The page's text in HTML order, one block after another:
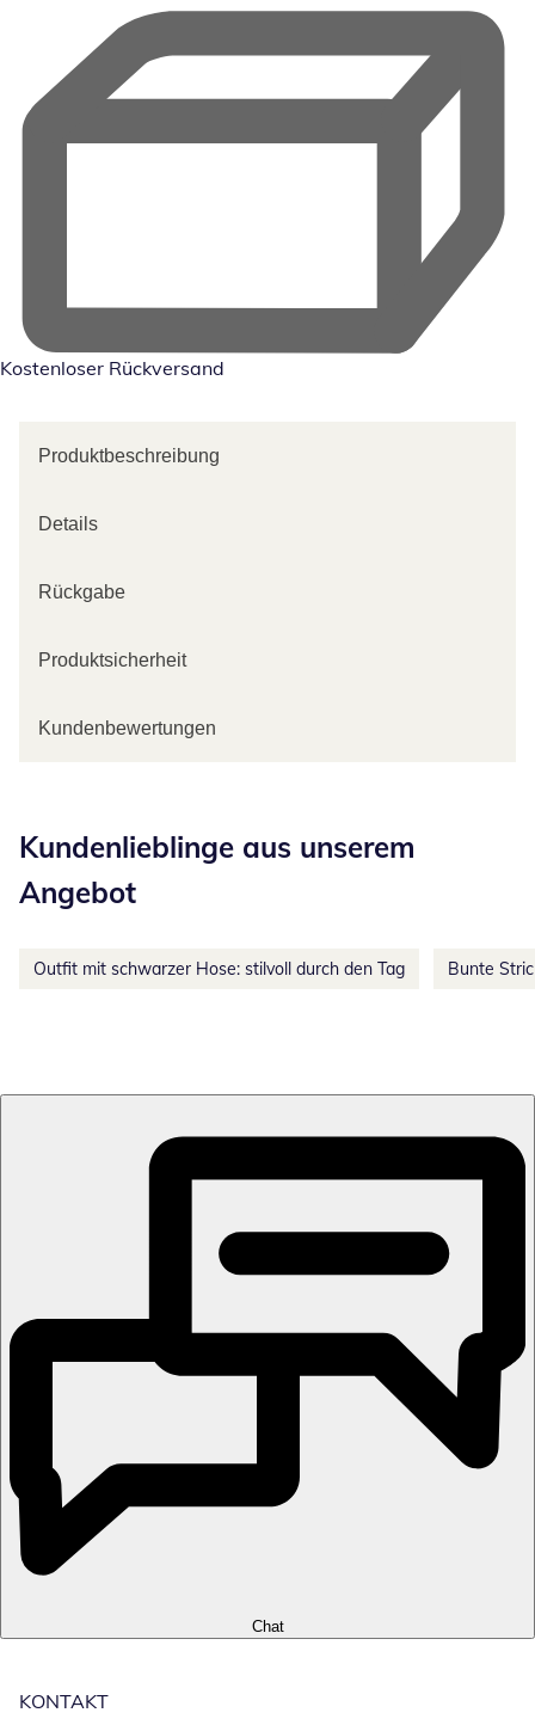
Kostenloser Rückversand
Produktbeschreibung
Details
Rückgabe
Produktsicherheit
Kundenbewertungen
Kundenlieblinge aus unserem
Angebot
Outfit mit schwarzer Hose: stilvoll durch den Tag Bunte
Chat
KONTAKT